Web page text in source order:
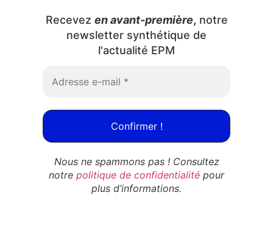
Recevez en avant-première, notre
newsletter synthétique de
l'actualité EPM
Nous ne spammons pas ! Consultez
notre politique de confidentialité pour
plus d’informations.